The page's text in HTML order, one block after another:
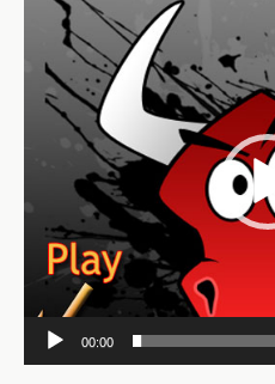
Video-
Player
00:00